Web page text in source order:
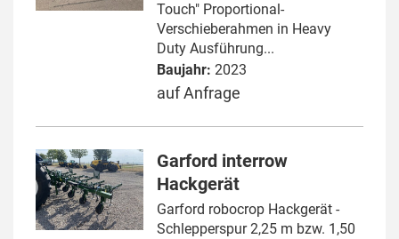
Touch" Proportional-
Verschieberahmen in Heavy
Duty Ausführung...
Baujahr: 2023
auf Anfrage
Garford interrow
Hackgerät
Garford robocrop Hackgerät -
Schlepperspur 2,25 m bzw. 1,50